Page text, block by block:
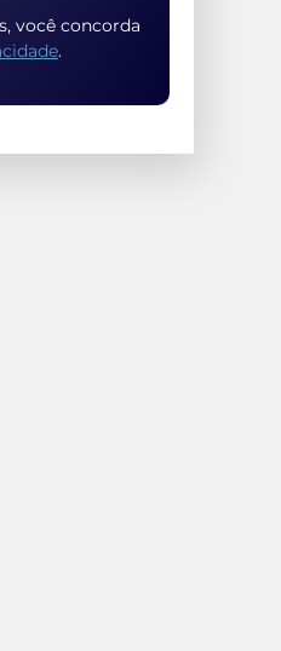
você concorda
.